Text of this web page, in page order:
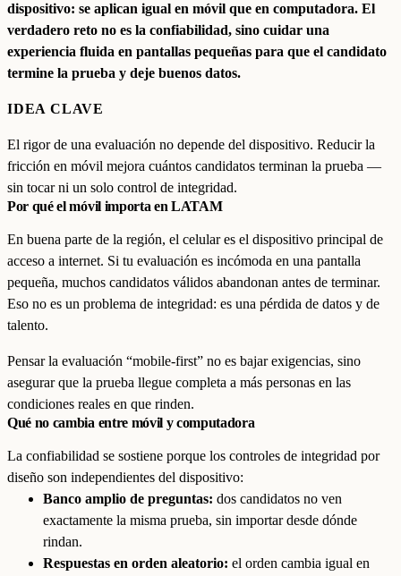
dispositivo: se aplican igual en móvil que en computadora. El
verdadero reto no es la confiabilidad, sino cuidar una
experiencia fluida en pantallas pequeñas para que el candidato
termine la prueba y deje buenos datos.
IDEA CLAVE
El rigor de una evaluación no depende del dispositivo. Reducir la
fricción en móvil mejora cuántos candidatos terminan la prueba —
sin tocar ni un solo control de integridad.
Por qué el móvil importa en LATAM
En buena parte de la región, el celular es el dispositivo principal de
acceso a internet. Si tu evaluación es incómoda en una pantalla
pequeña, muchos candidatos válidos abandonan antes de terminar.
Eso no es un problema de integridad: es una pérdida de datos y de
talento.
Pensar la evaluación “mobile-first” no es bajar exigencias, sino
asegurar que la prueba llegue completa a más personas en las
condiciones reales en que rinden.
Qué no cambia entre móvil y computadora
La confiabilidad se sostiene porque los controles de integridad por
diseño son independientes del dispositivo:
Banco amplio de preguntas: dos candidatos no ven
exactamente la misma prueba, sin importar desde dónde
rindan.
Respuestas en orden aleatorio: el orden cambia igual en